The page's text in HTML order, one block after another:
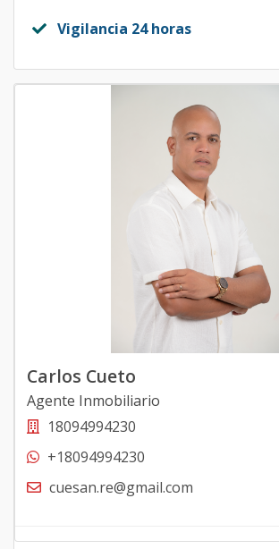
Vigilancia 24 horas
Carlos Cueto
Agente Inmobiliario
18094994230
+18094994230
cuesan.re@gmail.com